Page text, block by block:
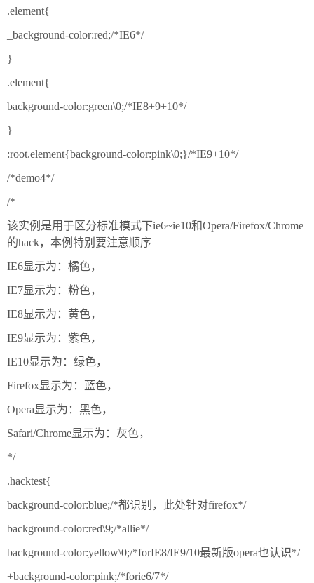
.element{
_background-color:red;/*IE6*/
}
.element{
background-color:green\0;/*IE8+9+10*/
}
:root.element{background-color:pink\0;}/*IE9+10*/
/*demo4*/
/*
该实例是用于区分标准模式下ie6~ie10和Opera/Firefox/Chrome
的hack，本例特别要注意顺序
IE6显示为：橘色，
IE7显示为：粉色，
IE8显示为：黄色，
IE9显示为：紫色，
IE10显示为：绿色，
Firefox显示为：蓝色，
Opera显示为：黑色，
Safari/Chrome显示为：灰色，
*/
.hacktest{
background-color:blue;/*都识别，此处针对firefox*/
background-color:red\9;/*allie*/
background-color:yellow\0;/*forIE8/IE9/10最新版opera也认识*/
+background-color:pink;/*forie6/7*/